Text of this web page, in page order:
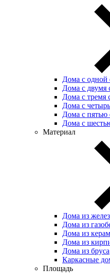
Дома с одной
Дома с двумя
Дома с тремя
Дома с
Дома с пятью
Дома с
Материал
Дома из
Дома из
Дома из
Дома из
Дома из бруса
Каркасные
Площадь